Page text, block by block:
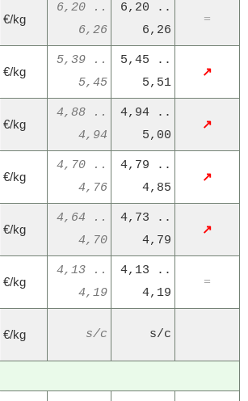
€/kg
6,20 ..
6,26
6,20 ..
6,26
=
€/kg
5,39 ..
5,45
5,45 ..
5,51
↗
€/kg
4,88 ..
4,94
4,94 ..
5,00
↗
€/kg
4,70 ..
4,76
4,79 ..
4,85
↗
€/kg
4,64 ..
4,70
4,73 ..
4,79
↗
€/kg
4,13 ..
4,19
4,13 ..
4,19
=
€/kg s/c s/c